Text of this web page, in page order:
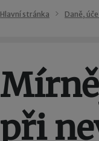
Hlavní stránka Daně,
při